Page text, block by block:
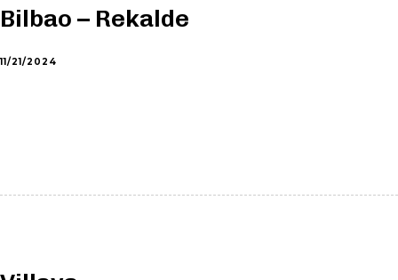
Bilbao – Rekalde
11/21/2024